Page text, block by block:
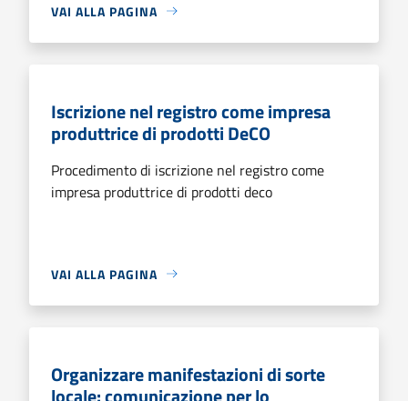
VAI ALLA PAGINA
Iscrizione nel registro come impresa
produttrice di prodotti DeCO
Procedimento di iscrizione nel registro come
impresa produttrice di prodotti deco
VAI ALLA PAGINA
Organizzare manifestazioni di sorte